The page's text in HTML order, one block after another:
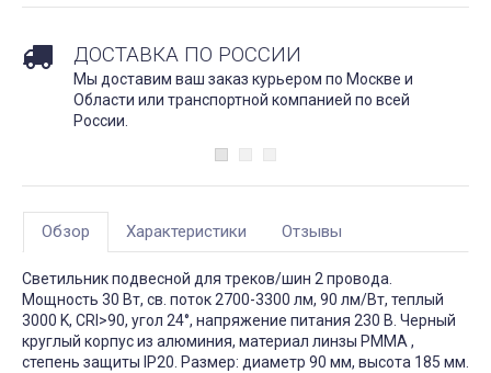
ДОСТАВКА ПО РОССИИ
Мы доставим ваш заказ курьером по Москве и
Области или транспортной компанией по всей
России.
Обзор Характеристики Отзывы
Светильник подвесной для треков/шин 2 провода.
Мощность 30 Вт, св. поток 2700-3300 лм, 90 лм/Вт, теплый
3000 K, CRI>90, угол 24°, напряжение питания 230 В. Черный
круглый корпус из алюминия, материал линзы PMMA ,
степень защиты IP20. Размер: диаметр 90 мм, высота 185 мм.